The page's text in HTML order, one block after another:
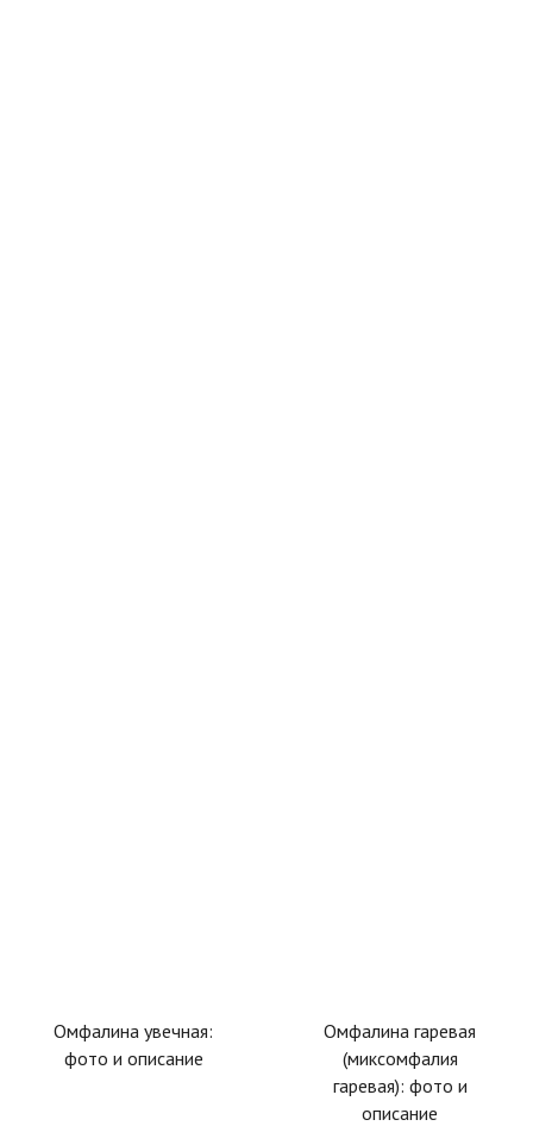
Омфалина увечная:
фото и описание
Омфалина гаревая
(миксомфалия
гаревая): фото и
описание